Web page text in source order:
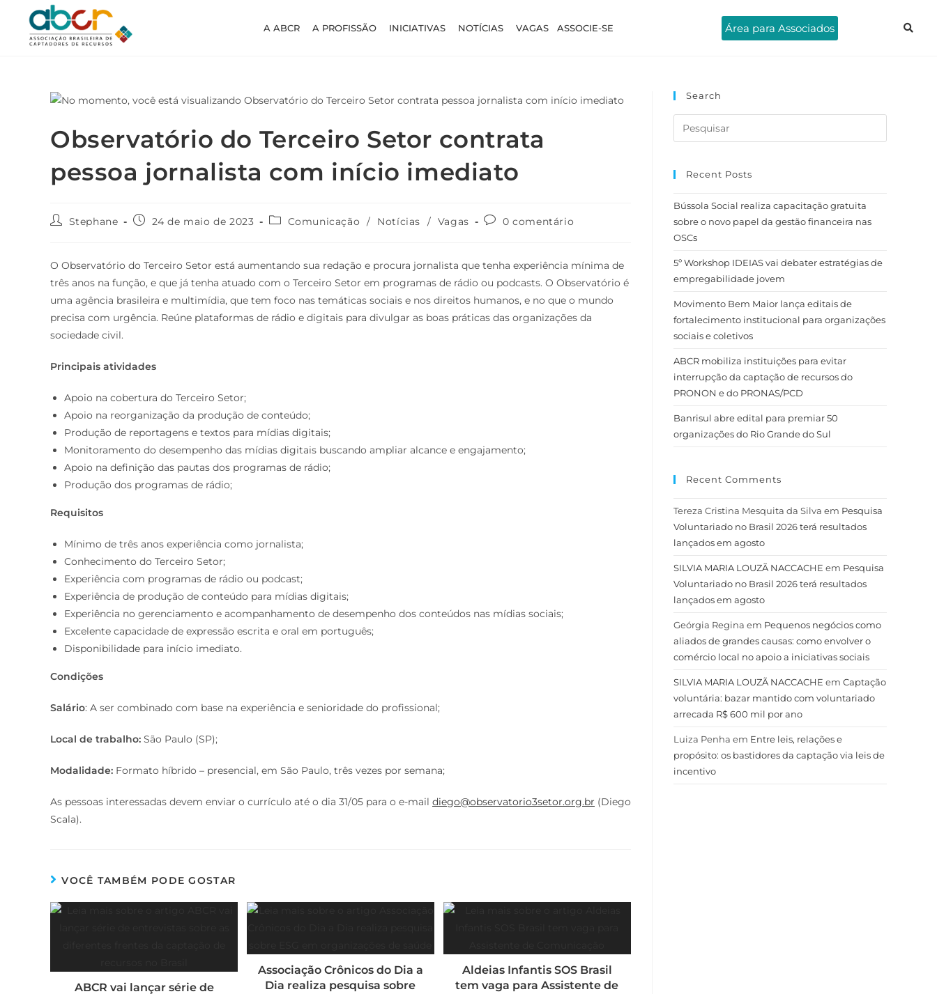
A ABCR A PROFISSÃO INICIATIVAS NOTÍCIAS VAGAS ASSOCIE-SE Área para Associados
Observatório do Terceiro Setor contrata
pessoa jornalista com início imediato
Stephane 24 de maio de 2023 Comunicação / Notícias / Vagas 0 comentário
O Observatório do Terceiro Setor está aumentando sua redação e procura jornalista que tenha experiência mínima de
três anos na função, e que já tenha atuado com o Terceiro Setor em programas de rádio ou podcasts. O Observatório é
uma agência brasileira e multimídia, que tem foco nas temáticas sociais e nos direitos humanos, e no que o mundo
precisa com urgência. Reúne plataformas de rádio e digitais para divulgar as boas práticas das organizações da
sociedade civil.
Principais atividades
Apoio na cobertura do Terceiro Setor;
Apoio na reorganização da produção de conteúdo;
Produção de reportagens e textos para mídias digitais;
Monitoramento do desempenho das mídias digitais buscando ampliar alcance e engajamento;
Apoio na definição das pautas dos programas de rádio;
Produção dos programas de rádio;
Requisitos
Mínimo de três anos experiência como jornalista;
Conhecimento do Terceiro Setor;
Experiência com programas de rádio ou podcast;
Experiência de produção de conteúdo para mídias digitais;
Experiência no gerenciamento e acompanhamento de desempenho dos conteúdos nas mídias sociais;
Excelente capacidade de expressão escrita e oral em português;
Disponibilidade para início imediato.
Condições
Salário: A ser combinado com base na experiência e senioridade do profissional;
Local de trabalho: São Paulo (SP);
Modalidade: Formato híbrido – presencial, em São Paulo, três vezes por semana;
As pessoas interessadas devem enviar o currículo até o dia 31/05 para o e-mail diego@observatorio3setor.org.br (Diego
Scala).
VOCÊ TAMBÉM PODE GOSTAR
ABCR vai lançar série de
Associação Crônicos do Dia a
Dia realiza pesquisa sobre
Aldeias Infantis SOS Brasil
tem vaga para Assistente de
Search
Recent Posts
Bússola Social realiza capacitação gratuita
sobre o novo papel da gestão financeira nas
OSCs
5º Workshop IDEIAS vai debater estratégias de
empregabilidade jovem
Movimento Bem Maior lança editais de
fortalecimento institucional para organizações
sociais e coletivos
ABCR mobiliza instituições para evitar
interrupção da captação de recursos do
PRONON e do PRONAS/PCD
Banrisul abre edital para premiar 50
organizações do Rio Grande do Sul
Recent Comments
Tereza Cristina Mesquita da Silva em Pesquisa
Voluntariado no Brasil 2026 terá resultados
lançados em agosto
SILVIA MARIA LOUZÃ NACCACHE em Pesquisa
Voluntariado no Brasil 2026 terá resultados
lançados em agosto
Geórgia Regina em Pequenos negócios como
aliados de grandes causas: como envolver o
comércio local no apoio a iniciativas sociais
SILVIA MARIA LOUZÃ NACCACHE em Captação
voluntária: bazar mantido com voluntariado
arrecada R$ 600 mil por ano
Luiza Penha em Entre leis, relações e
propósito: os bastidores da captação via leis de
incentivo